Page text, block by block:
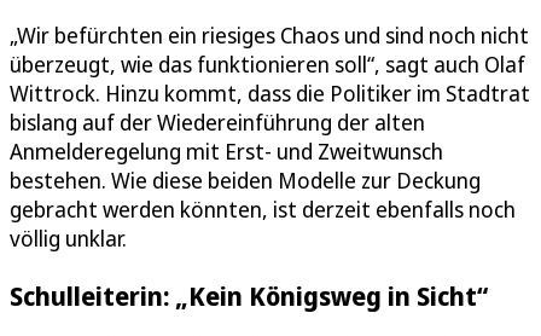
„Wir befürchten ein riesiges Chaos und sind noch nicht
überzeugt, wie das funktionieren soll“, sagt auch Olaf
Wittrock. Hinzu kommt, dass die Politiker im Stadtrat
bislang auf der Wiedereinführung der alten
Anmelderegelung mit Erst- und Zweitwunsch
bestehen. Wie diese beiden Modelle zur Deckung
gebracht werden könnten, ist derzeit ebenfalls noch
völlig unklar.
Schulleiterin: „Kein Königsweg in Sicht“